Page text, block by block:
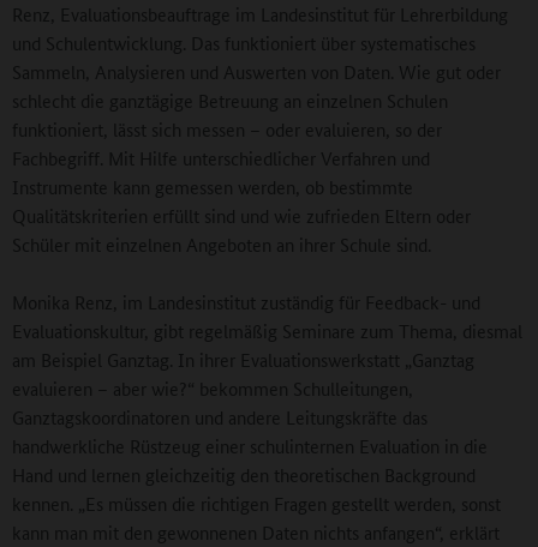
Renz, Evaluationsbeauftrage im Landesinstitut für Lehrerbildung
und Schulentwicklung. Das funktioniert über systematisches
Sammeln, Analysieren und Auswerten von Daten. Wie gut oder
schlecht die ganztägige Betreuung an einzelnen Schulen
funktioniert, lässt sich messen – oder evaluieren, so der
Fachbegriff. Mit Hilfe unterschiedlicher Verfahren und
Instrumente kann gemessen werden, ob bestimmte
Qualitätskriterien erfüllt sind und wie zufrieden Eltern oder
Schüler mit einzelnen Angeboten an ihrer Schule sind.
Monika Renz, im Landesinstitut zuständig für Feedback- und
Evaluationskultur, gibt regelmäßig Seminare zum Thema, diesmal
am Beispiel Ganztag. In ihrer Evaluationswerkstatt „Ganztag
evaluieren – aber wie?“ bekommen Schulleitungen,
Ganztagskoordinatoren und andere Leitungskräfte das
handwerkliche Rüstzeug einer schulinternen Evaluation in die
Hand und lernen gleichzeitig den theoretischen Background
kennen. „Es müssen die richtigen Fragen gestellt werden, sonst
kann man mit den gewonnenen Daten nichts anfangen“, erklärt